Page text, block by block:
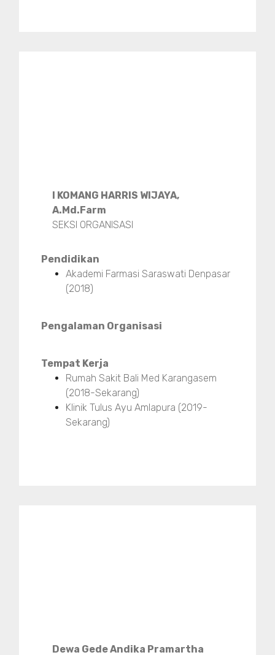
I KOMANG HARRIS WIJAYA,
A.Md.Farm
SEKSI ORGANISASI
Pendidikan
Akademi Farmasi Saraswati Denpasar
(2018)
Pengalaman Organisasi
Tempat Kerja
Rumah Sakit Bali Med Karangasem
(2018-Sekarang)
Klinik Tulus Ayu Amlapura (2019-
Sekarang)
Dewa Gede Andika Pramartha